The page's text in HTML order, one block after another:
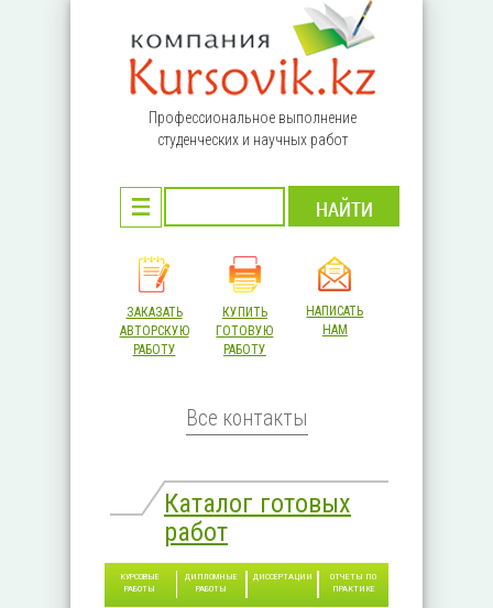
Профессиональное выполнение
студенческих и научных работ
ЗАКАЗАТЬ
АВТОРСКУЮ
РАБОТУ
КУПИТЬ
ГОТОВУЮ
РАБОТУ
НАПИСАТЬ
НАМ
Все контакты
Каталог готовых
работ
КУРСОВЫЕ
РАБОТЫ
ДИПЛОМНЫЕ
РАБОТЫ
ДИССЕРТАЦИИ
ОТЧЕТЫ ПО
ПРАКТИКЕ